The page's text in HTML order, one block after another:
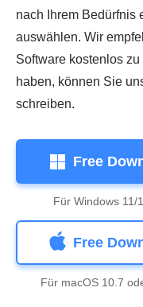
nach Ihrem Bedürfnis
auswählen. Wir
Software kostenlos
haben, können Sie
schreiben.
Free
Für Windows 11/
Free
Für macOS 10.7